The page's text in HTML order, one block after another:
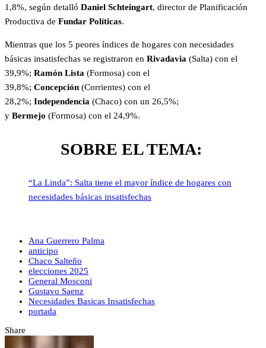
1,8%, según detalló Daniel Schteingart, director de Planificación
Productiva de Fundar Políticas.
Mientras que los 5 peores índices de hogares con necesidades
básicas insatisfechas se registraron en Rivadavia (Salta) con el
39,9%; Ramón Lista (Formosa) con el
39,8%; Concepción (Corrientes) con el
28,2%; Independencia (Chaco) con un 26,5%;
y Bermejo (Formosa) con el 24,9%.
SOBRE EL TEMA:
“La Linda”: Salta tiene el mayor índice de hogares con
necesidades básicas insatisfechas
Ana Guerrero Palma
anticipo
Chaco Salteño
elecciones 2025
General Mosconi
Gustavo Saenz
Necesidades Basicas Insatisfechas
portada
Share